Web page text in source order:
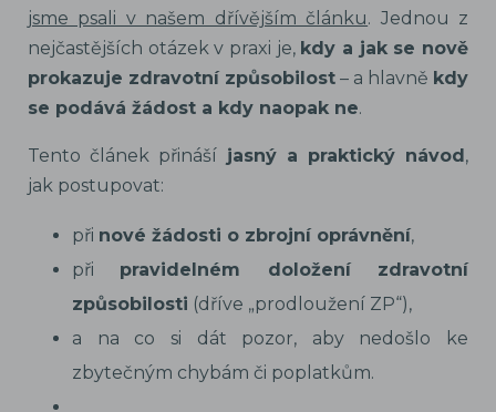
jsme psali v našem dřívějším článku. Jednou z
nejčastějších otázek v praxi je, kdy a jak se nově
prokazuje zdravotní způsobilost – a hlavně kdy
se podává žádost a kdy naopak ne.
Tento článek přináší jasný a praktický návod,
jak postupovat:
při nové žádosti o zbrojní oprávnění,
při pravidelném doložení zdravotní
způsobilosti (dříve „prodloužení ZP“),
a na co si dát pozor, aby nedošlo ke
zbytečným chybám či poplatkům.